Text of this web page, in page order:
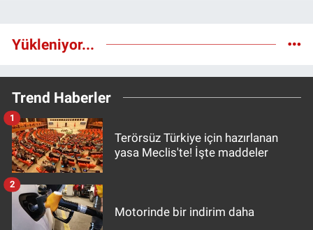
Yükleniyor...
Trend Haberler
Terörsüz Türkiye için hazırlanan
yasa Meclis'te! İşte maddeler
1
Motorinde bir indirim daha
2